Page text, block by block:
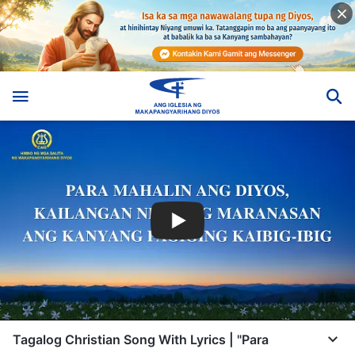
Tagalog Christian Song With Lyrics | "Para